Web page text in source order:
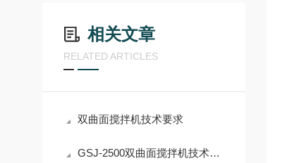
相关文章
RELATED ARTICLES
双曲面搅拌机技术要求
GSJ-2500双曲面搅拌机技术参数